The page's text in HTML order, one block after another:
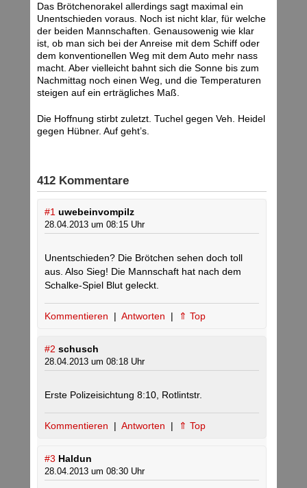
Das Brötchenorakel allerdings sagt maximal ein
Unentschieden voraus. Noch ist nicht klar, für welche
der beiden Mannschaften. Genausowenig wie klar
ist, ob man sich bei der Anreise mit dem Schiff oder
dem konventionellen Weg mit dem Auto mehr nass
macht. Aber vielleicht bahnt sich die Sonne bis zum
Nachmittag noch einen Weg, und die Temperaturen
steigen auf ein erträgliches Maß.
Die Hoffnung stirbt zuletzt. Tuchel gegen Veh. Heidel
gegen Hübner. Auf geht’s.
412 Kommentare
#1 uwebeinvompilz
28.04.2013 um 08:15 Uhr
Unentschieden? Die Brötchen sehen doch toll
aus. Also Sieg! Die Mannschaft hat nach dem
Schalke-Spiel Blut geleckt.
Kommentieren | Antworten | ⇑ Top
#2 schusch
28.04.2013 um 08:18 Uhr
Erste Polizeisichtung 8:10, Rotlintstr.
Kommentieren | Antworten | ⇑ Top
#3 Haldun
28.04.2013 um 08:30 Uhr